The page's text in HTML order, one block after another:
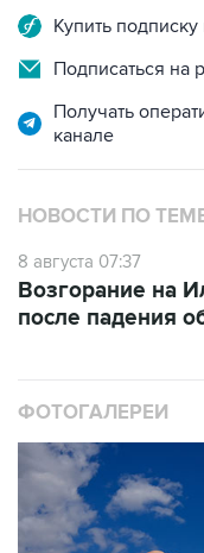
Купить
Подписаться на
Получать
канале
НОВОСТИ ПО
8 августа 07:37
Возгорание на
после падения
ФОТОГАЛЕРЕИ